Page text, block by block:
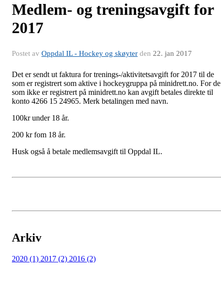
Medlem- og treningsavgift for
2017
Postet av Oppdal IL - Hockey og skøyter den 22. jan 2017
Det er sendt ut faktura for trenings-/aktivitetsavgift for 2017 til de
som er registrert som aktive i hockeygruppa på minidrett.no. For de
som ikke er registrert på minidrett.no kan avgift betales direkte til
konto 4266 15 24965. Merk betalingen med navn.
100kr under 18 år.
200 kr fom 18 år.
Husk også å betale medlemsavgift til Oppdal IL.
Arkiv
2020 (1) 2017 (2) 2016 (2)